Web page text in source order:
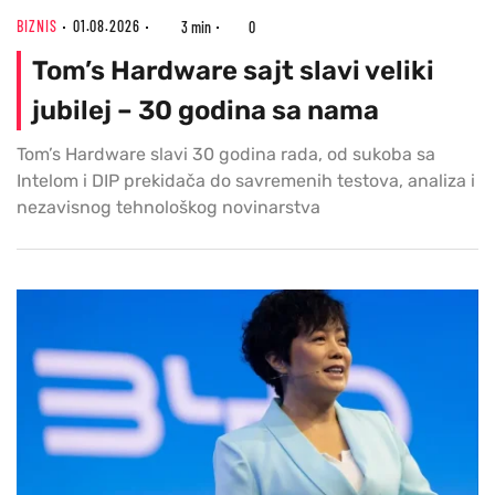
BIZNIS 01.08.2026 3 min 0
Tom’s Hardware sajt slavi veliki
jubilej – 30 godina sa nama
Tom’s Hardware slavi 30 godina rada, od sukoba sa
Intelom i DIP prekidača do savremenih testova, analiza i
nezavisnog tehnološkog novinarstva